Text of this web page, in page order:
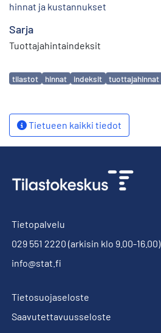
hinnat ja kustannukset
Sarja
Tuottajahintaindeksit
Avainsanat
tilastot hinnat indeksit tuottajahinnat
Tietueen kaikki tiedot
Tietopalvelu
029 551 2220 (arkisin klo 9.00-16.00)
info@stat.fi
Tietosuojaseloste
Saavutettavuusseloste